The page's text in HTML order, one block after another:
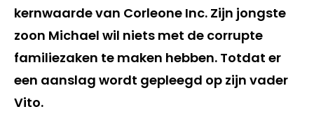
kernwaarde van Corleone Inc. Zijn jongste
zoon Michael wil niets met de corrupte
familiezaken te maken hebben. Totdat er
een aanslag wordt gepleegd op zijn vader
Vito.